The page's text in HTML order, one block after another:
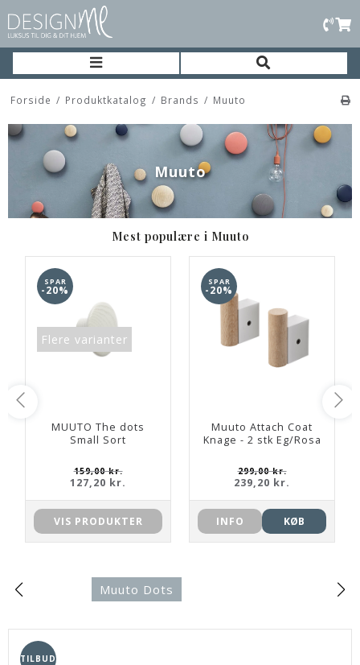
Forside / Produktkatalog / Brands / Muuto
Muuto
Mest populære i Muuto
SPAR
-20%
Flere varianter
MUUTO The dots
Small Sort
159,00 kr.
127,20 kr.
VIS PRODUKTER
SPAR
-20%
Muuto Attach Coat
Knage - 2 stk Eg/Rosa
299,00 kr.
239,20 kr.
INFO KØB
Muuto Dots
TILBUD